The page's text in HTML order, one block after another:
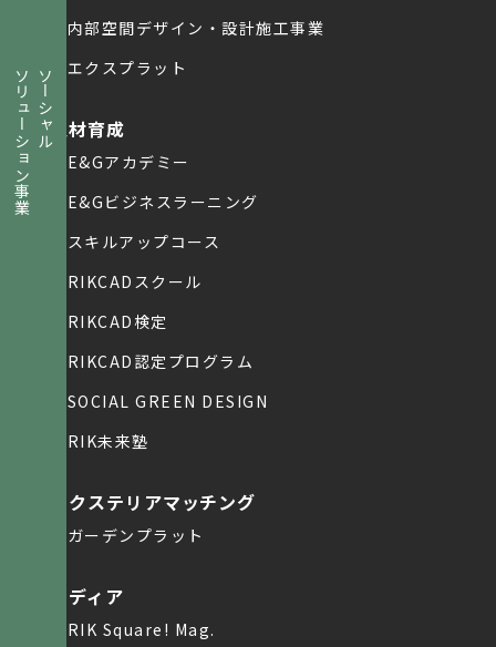
ソーシャル
ソリューション事業
内部空間デザイン・設計施工事業
エクスプラット
人材育成
E&Gアカデミー
E&Gビジネスラーニング
スキルアップコース
RIKCADスクール
RIKCAD検定
RIKCAD認定プログラム
SOCIAL GREEN DESIGN
RIK未来塾
エクステリアマッチング
ガーデンプラット
メディア
RIK Square! Mag.